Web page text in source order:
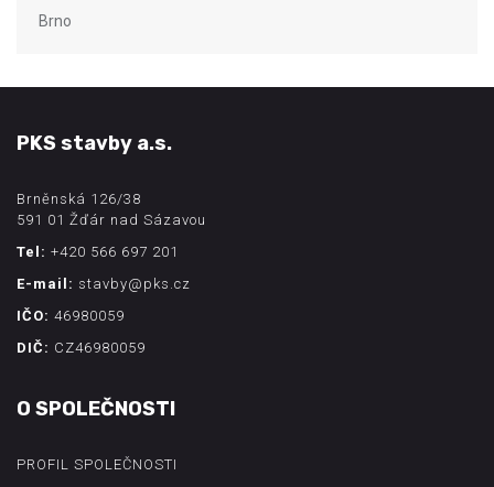
Brno
PKS stavby a.s.
Brněnská 126/38
591 01 Žďár nad Sázavou
Tel: +420 566 697 201
E-mail: stavby@pks.cz
IČO: 46980059
DIČ: CZ46980059
O SPOLEČNOSTI
PROFIL SPOLEČNOSTI